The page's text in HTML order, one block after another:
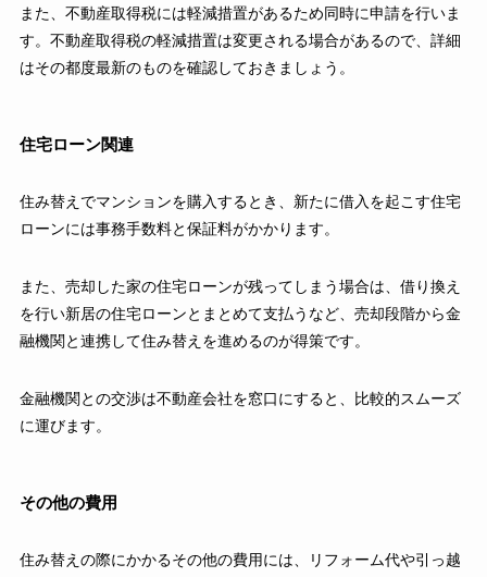
また、不動産取得税には軽減措置があるため同時に申請を行いま
す。不動産取得税の軽減措置は変更される場合があるので、詳細
はその都度最新のものを確認しておきましょう。
住宅ローン関連
住み替えでマンションを購入するとき、新たに借入を起こす住宅
ローンには事務手数料と保証料がかかります。
また、売却した家の住宅ローンが残ってしまう場合は、借り換え
を行い新居の住宅ローンとまとめて支払うなど、売却段階から金
融機関と連携して住み替えを進めるのが得策です。
金融機関との交渉は不動産会社を窓口にすると、比較的スムーズ
に運びます。
その他の費用
住み替えの際にかかるその他の費用には、リフォーム代や引っ越